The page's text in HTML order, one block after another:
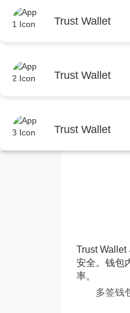
Trust Wallet
Trust Wallet
Trust Wallet
TrustWallet官
Trust
安全。钱包
率。
多签钱